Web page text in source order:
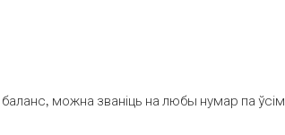
можна званіць на любы нумар па ўсім